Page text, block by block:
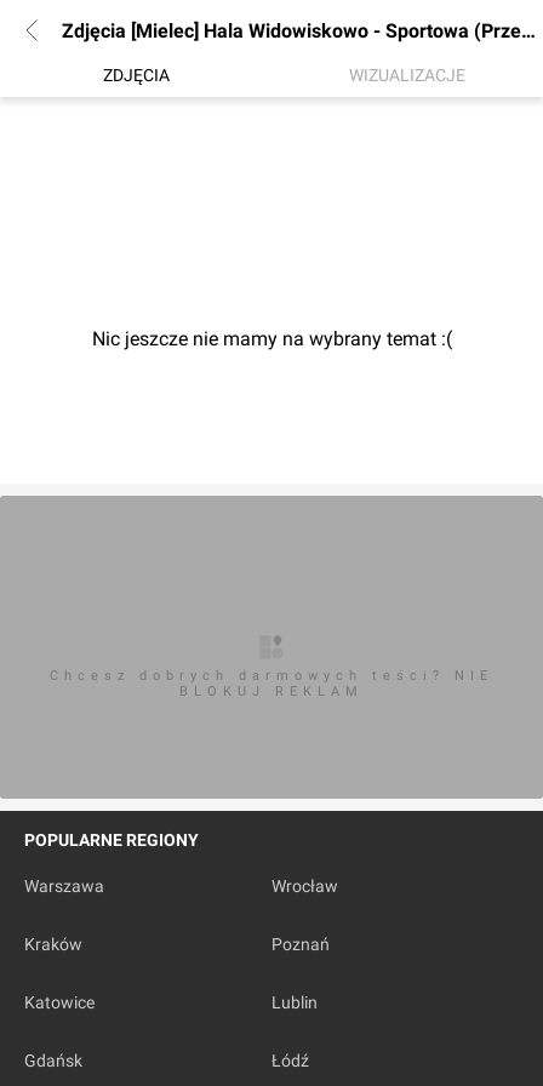
Zdjęcia [Mielec] Hala Widowiskowo - Sportowa (Przebudowa)
ZDJĘCIA WIZUALIZACJE
Nic jeszcze nie mamy na wybrany temat :(
Chcesz dobrych darmowych teści? NIE
BLOKUJ REKLAM
POPULARNE REGIONY
Warszawa Wrocław
Kraków Poznań
Katowice Lublin
Gdańsk Łódź